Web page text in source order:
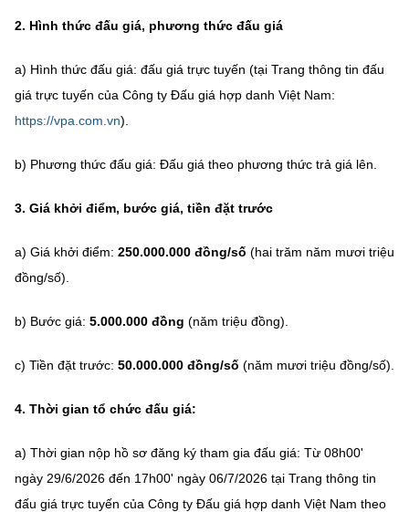
Tiêu chuẩn, đo lường, chất lượng
Năng lượng nguyên tử
Voice
Nhiệm vụ trọng tâm
Chọn ngôn ngữ
BỘ KHOA HỌC VÀ CÔNG NGHỆ
MINISTRY OF SCIENCE AND TECHNOLOGY
Chịu trách nhiệm nội dung: Nguyễn Thị Hải Hằng
Liên hệ
Điện thoại: 024 3936 9506
Email:stc@mst.gov.vn
©2026 Bản quyền thuộc Bộ Khoa Học và Công Nghệ
2. Hình thức đấu giá, phương thức đấu giá
a) Hình thức đấu giá: đấu giá trực tuyến (tại Trang thông tin đấu
giá trực tuyến của Công ty Đấu giá hợp danh Việt Nam:
https://vpa.com.vn).
b) Phương thức đấu giá: Đấu giá theo phương thức trả giá lên.
3. Giá khởi điểm, bước giá, tiền đặt trước
a) Giá khởi điểm: 250.000.000 đồng/số (hai trăm năm mươi triệu
đồng/số).
b) Bước giá: 5.000.000 đồng (năm triệu đồng).
c) Tiền đặt trước: 50.000.000 đồng/số (năm mươi triệu đồng/số).
4. Thời gian tổ chức đấu giá:
a) Thời gian nộp hồ sơ đăng ký tham gia đấu giá: Từ 08h00'
ngày 29/6/2026 đến 17h00' ngày 06/7/2026 tại Trang thông tin
đấu giá trực tuyến của Công ty Đấu giá hợp danh Việt Nam theo